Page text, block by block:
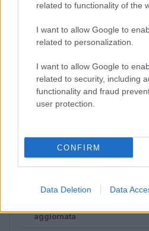
related to functionality of the
I want to allow Google to
related to personalization.
I want to allow Google to
related to security, including
functionality and fraud
user protection.
CONFIRM
Data Deletion Data
Lamezia International Film
1
aggiornata